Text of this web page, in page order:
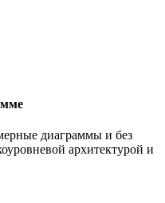
диаграммы и без
архитектурой и